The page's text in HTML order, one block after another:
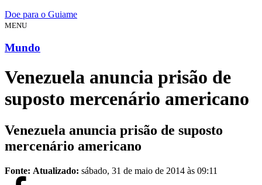
Doe para o Guiame
MENU
Mundo
Venezuela anuncia prisão de
suposto mercenário americano
Venezuela anuncia prisão de suposto
mercenário americano
Fonte: Atualizado: sábado, 31 de maio de 2014 às 09:11